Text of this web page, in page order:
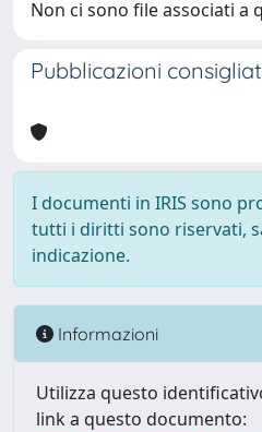
Non ci sono file associati a
Pubblicazioni
I documenti in IRIS sono
tutti i diritti sono riservati,
indicazione.
Informazioni
Utilizza questo
link a questo documento: